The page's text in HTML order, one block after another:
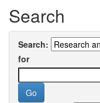
Search
Search:
for